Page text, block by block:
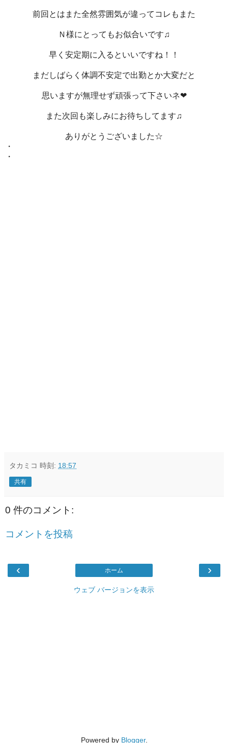
前回とはまた全然雰囲気が違ってコレもまた
Ｎ様にとってもお似合いです♫
早く安定期に入るといいですね！！
まだしばらく体調不安定で出勤とか大変だと
思いますが無理せず頑張って下さいネ❤
また次回も楽しみにお待ちしてます♫
ありがとうございました☆
・
・
タカミコ 時刻: 18:57
共有
0 件のコメント:
コメントを投稿
‹ ›
ホーム
ウェブ バージョンを表示
Powered by Blogger.